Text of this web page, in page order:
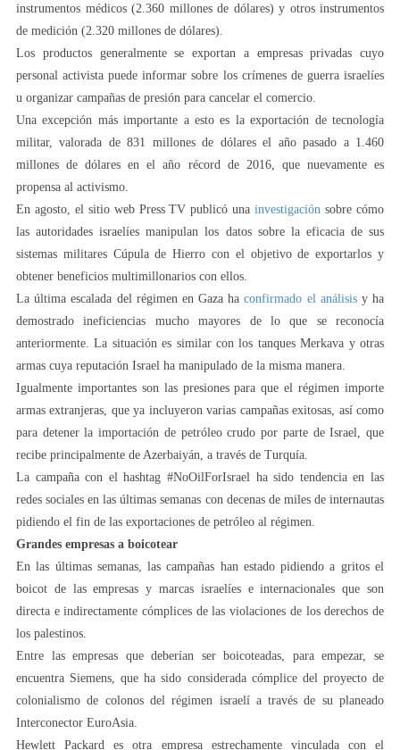
instrumentos médicos (2.360 millones de dólares) y otros instrumentos
de medición (2.320 millones de dólares).
Los productos generalmente se exportan a empresas privadas cuyo
personal activista puede informar sobre los crímenes de guerra israelíes
u organizar campañas de presión para cancelar el comercio.
Una excepción más importante a esto es la exportación de tecnología
militar, valorada de 831 millones de dólares el año pasado a 1.460
millones de dólares en el año récord de 2016, que nuevamente es
propensa al activismo.
En agosto, el sitio web Press TV publicó unainvestigación sobre cómo
las autoridades israelíes manipulan los datos sobre la eficacia de sus
sistemas militares Cúpula de Hierro con el objetivo de exportarlos y
obtener beneficios multimillonarios con ellos.
La última escalada del régimen en Gaza haconfirmado el análisisy ha
demostrado ineficiencias mucho mayores de lo que se reconocía
anteriormente. La situación es similar con los tanques Merkava y otras
armas cuya reputación Israel ha manipulado de la misma manera.
Igualmente importantes son las presiones para que el régimen importe
armas extranjeras, que ya incluyeron varias campañas exitosas, así como
para detener la importación de petróleo crudo por parte de Israel, que
recibe principalmente de Azerbaiyán, a través de Turquía.
La campaña con el hashtag #NoOilForIsrael ha sido tendencia en las
redes sociales en las últimas semanas con decenas de miles de internautas
pidiendo el fin de las exportaciones de petróleo al régimen.
Grandes empresas a boicotear
En las últimas semanas, las campañas han estado pidiendo a gritos el
boicot de las empresas y marcas israelíes e internacionales que son
directa e indirectamente cómplices de las violaciones de los derechos de
los palestinos.
Entre las empresas que deberían ser boicoteadas, para empezar, se
encuentra Siemens, que ha sido considerada cómplice del proyecto de
colonialismo de colonos del régimen israelí a través de su planeado
Interconector EuroAsia.
Hewlett Packard es otra empresa estrechamente vinculada con el